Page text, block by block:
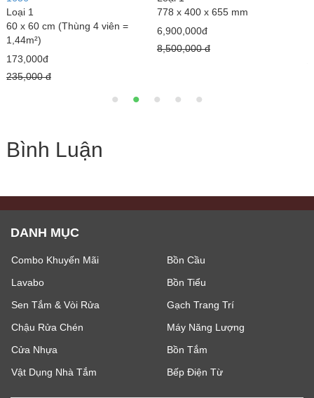
mm
400 x 150mm
Loại 1
Bình Luận
DANH MỤC
Combo Khuyến Mãi
Bồn Cầu
Lavabo
Bồn Tiểu
Sen Tắm & Vòi Rửa
Gạch Trang Trí
Chậu Rửa Chén
Máy Năng Lượng
Cửa Nhựa
Bồn Tắm
Vật Dụng Nhà Tắm
Bếp Điện Từ